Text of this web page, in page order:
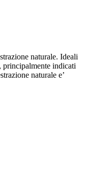
naturale. Ideali
principalmente indicati
naturale e’